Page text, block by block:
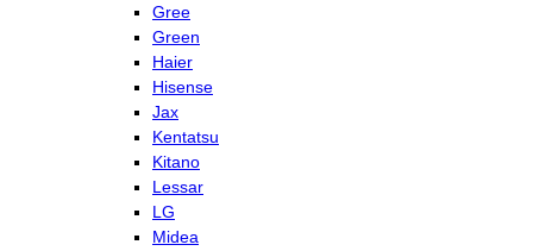
Gree
Green
Haier
Hisense
Jax
Kentatsu
Kitano
Lessar
LG
Midea